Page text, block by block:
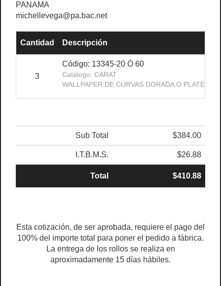
PANAMA
michellevega@pa.bac.net
Cantidad Descripción
3
Código: 13345-20 Ó 60
Catálogo: CARAT
WALLPAPER DE CURVAS DORADA O
Sub Total $384.00
I.T.B.M.S. $26.88
Total $410.88
Esta cotización, de ser aprobada, requiere el pago del
100% del importe total para poner el pedido a fábrica.
La entrega de los rollos se realiza en
aproximadamente 15 días hábiles.